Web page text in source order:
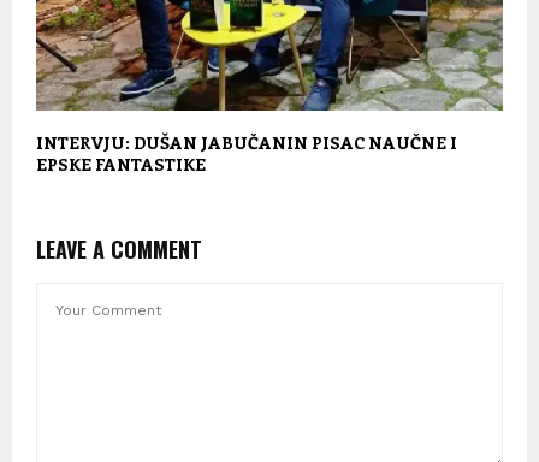
INTERVJU: DUŠAN JABUČANIN PISAC NAUČNE I
EPSKE FANTASTIKE
LEAVE A COMMENT